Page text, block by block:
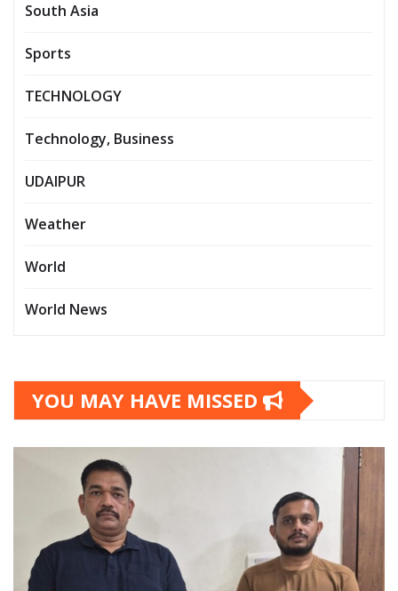
South Asia
Sports
TECHNOLOGY
Technology, Business
UDAIPUR
Weather
World
World News
YOU MAY HAVE MISSED